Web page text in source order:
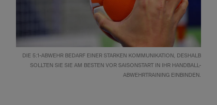
DIE 5:1-ABWEHR BEDARF EINER STARKEN KOMMUNIKATION, DESHALB
SOLLTEN SIE SIE AM BESTEN VOR SAISONSTART IN IHR HANDBALL-
ABWEHRTRAINING EINBINDEN.